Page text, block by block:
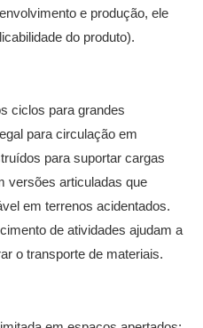
e produção, ele
do produto).
ciclos para grandes
para circulação em
para suportar cargas
versões articuladas que
em terrenos acidentados.
de atividades ajudam a
o transporte de materiais.